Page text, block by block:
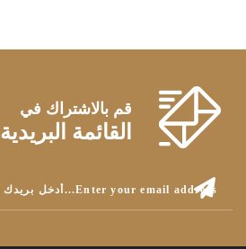
قم بالاشتراك في
القائمة البريدية